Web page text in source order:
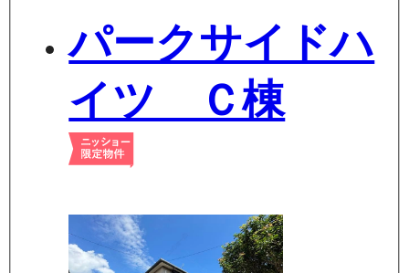
パークサイドハ
イツ Ｃ棟